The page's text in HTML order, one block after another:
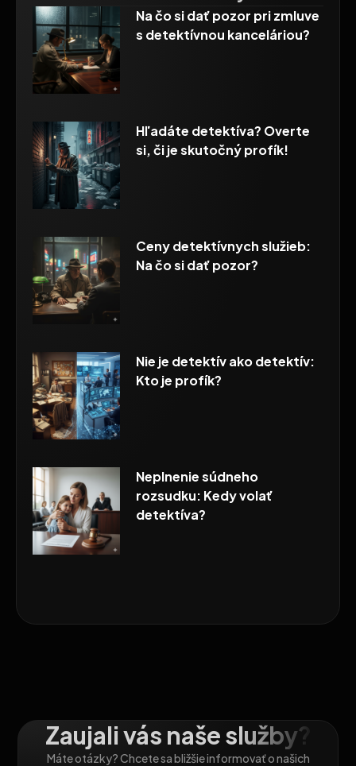
Na čo si dať pozor pri zmluve
s detektívnou kanceláriou?
Hľadáte detektíva? Overte
si, či je skutočný profík!
Ceny detektívnych služieb:
Na čo si dať pozor?
Nie je detektív ako detektív:
Kto je profík?
Neplnenie súdneho
rozsudku: Kedy volať
detektíva?
Zaujali vás naše služby?
Máte otázky? Chcete sa bližšie informovať o našich